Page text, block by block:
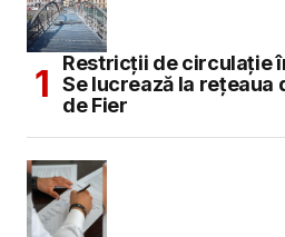
Restricții de circulație
Se lucrează la rețeaua
de Fier